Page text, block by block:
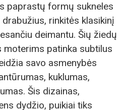
paprastų formų sukneles
rinkitės klasikinį
deimantu. Šių žiedų
moterims patinka subtilus
savo asmenybės
kuklumas,
Šis dizainas,
dydžio, puikiai tiks